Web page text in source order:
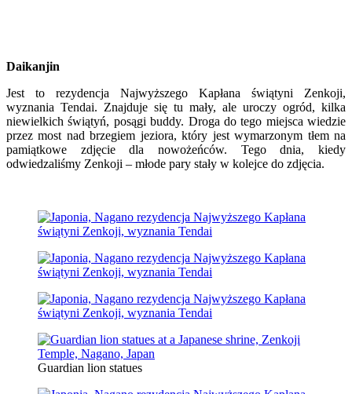
Daikanjin
Jest to rezydencja Najwyższego Kapłana świątyni Zenkoji,
wyznania Tendai. Znajduje się tu mały, ale uroczy ogród, kilka
niewielkich świątyń, posągi buddy. Droga do tego miejsca wiedzie
przez most nad brzegiem jeziora, który jest wymarzonym tłem na
pamiątkowe zdjęcie dla nowożeńców. Tego dnia, kiedy
odwiedzaliśmy Zenkoji – młode pary stały w kolejce do zdjęcia.
Guardian lion statues